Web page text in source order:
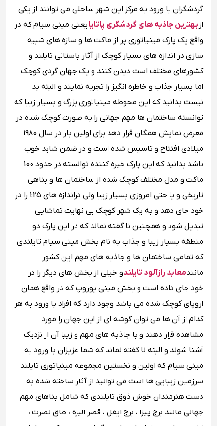
گردشگران با ورود به مرکز این شهر ساحلی می توانند از یکی
از بهترین جاذبه های گردشگری پاتایایعنی مینی سیام که در
واقع یک پارک مینیاتوری پر از ماکت ها و سازه های شبیه
سازی در اندازه های بسیار کوچک از آثار باستانی تایلند و
کشورهای مختلف است دیدن کنند و یک جهان گردی کوچک
اما بسیار جذاب و خاطره انگیز را تجربه نمایند و البته بد
نیست بدانید که این محوطه مینیاتوری بزرگ و بسیار زیبا که
توانسته ساختمان ها مهم جهانی را به صورت کوچک شده در
معرض نمایش همگان قرار دهد برای اولین بار در سال 1980
میلادی افتتاح و تاسیس شده است و در ضمن شاید خوب
باشد بدانید که این پارک خیره کننده توانسته در حدود 100
ماکت و مدل مختلف کوچک شده از ساختمان ها و بناهی
تاریخی و یا حتی امروزی بسیار زیبا ولی دراندازه های 1:25 را در
خود جای دهد و به یک شهر کوچک بی نهایت تماشایی
تبدیل شود و همچنین نا گفته نماند که در این پارک دو
منطقه بسیار زیبا و جذاب به نام بخش مینی سیام تایلندی
که تمامی ساختمان ها و جاذبه های مهم این کشور
مانندمعابد رازآلود تایلندو خیلی از بخش های دیگر را در
خود جای داده است و بخش مینی یوروپ که در واقع همان
اروپای کوچک شده می باشد وجود دارد که افراد با ورود به هر
کدام از آن ها می توان گوشه ای از این جهان را مورد
مشاهده قرار دهند و با جاذبه های مهم و زیبا آن از نزدیک
آشنا شوند و البته نا گفته نماند که شما عزیزان با ورود به
مینی سیام که اولین و نخستین مجموعه مینیاتوری تایلند
سرزمین زیبایی ها است می توانید از آثار ساخته شده به
دست هنرمندان خوش ذوق تایلندی که شامل بناهای مهم
جهانی مانند برج پیزا ، برج ایفل ، قصر الیزه ، طاق نصرت ،